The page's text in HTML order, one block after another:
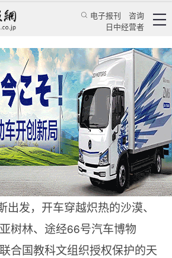
电子报刊
咨询
日中经营者
——大峡谷
汇萃
出发，开车穿越炽热的沙漠、
树林、途经66号汽车博物
合国教科文组织授权保护的天